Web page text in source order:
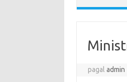
pagaladmin